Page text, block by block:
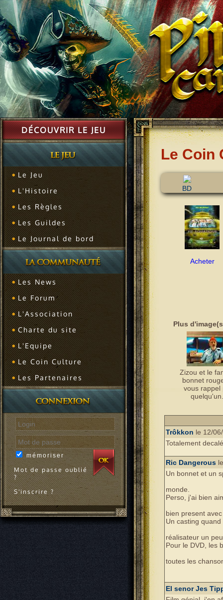
DÉCOUVRIR LE JEU
Le Jeu
L'Histoire
Les Règles
Les Guildes
Le Journal de bord
Les News
Le Forum
L'Association
Charte du site
L'Equipe
Le Coin Culture
Les Partenaires
mémoriser
Mot de passe oublié
?
S'inscrire ?
Le Coin
BD
Acheter
Plus
Zizou et le
bonnet
vous rappel
Trôkkon le 12/
Totalement
Ric Dangerousle
Un bonnet et un
monde.
Perso, j'ai bien
bien present
Un casting
réalisateur un
Pour le DVD, les
toutes les
El senor Jes